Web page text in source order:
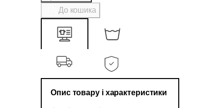
До кошика
Опис товару і характеристики